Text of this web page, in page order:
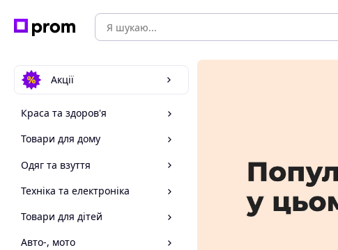
Акції
Краса та здоров'я
Товари для дому
Одяг та взуття
Техніка та електроніка
Товари для дітей
Авто-, мото